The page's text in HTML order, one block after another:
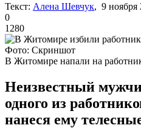
Текст: Алена Шевчук, 9 ноября
0
1280
Фото: Скриншот
В Житомире напали на
Неизвестный
одного из
нанеся ему